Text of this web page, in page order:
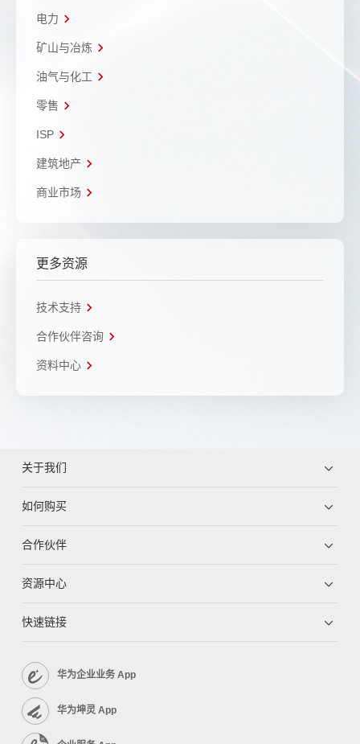
电力
矿山与冶炼
油气与化工
零售
ISP
建筑地产
商业市场
更多资源
技术支持
合作伙伴咨询
资料中心
关于我们
如何购买
合作伙伴
资源中心
快速链接
华为企业业务 App
华为坤灵 App